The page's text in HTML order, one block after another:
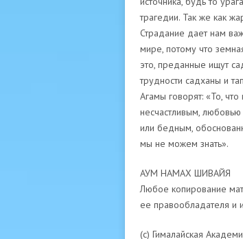
трагедии. Так же как
Страдание дает нам
мире, потому что
это, преданные ищут
трудности садханы и
Агамы говорят: «То,
несчастливым,
или бедным,
мы не можем знать».
АУМ НАМАХ ШИВАЙЯ
Любое копирование
ее правообладателя и
(с) Гималайская